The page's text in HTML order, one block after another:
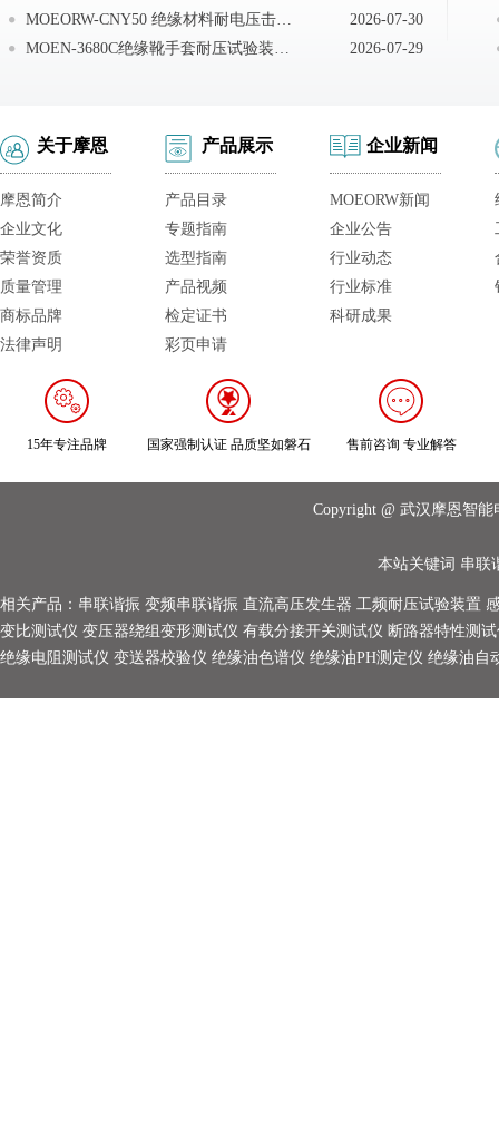
MOEORW-CNY50 绝缘材料耐电压击穿试验仪日常保养
2026-07-30
MOEN-3680C绝缘靴手套耐压试验装置注意事项
2026-07-29
关于摩恩
摩恩简介
企业文化
荣誉资质
质量管理
商标品牌
法律声明
产品展示
产品目录
专题指南
选型指南
产品视频
检定证书
彩页申请
企业新闻
MOEORW新闻
企业公告
行业动态
行业标准
科研成果
15年专注品牌 国家强制认证 品质坚如磐石 售前咨询 专业解答
Copyright @ 武汉摩恩智
本站关键词 串联
相关产品： 串联谐振 变频串联谐振 直流高压发生器 工频耐压试验装置
变比测试仪 变压器绕组变形测试仪 有载分接开关测试仪 断路器特性测
绝缘电阻测试仪 变送器校验仪 绝缘油色谱仪 绝缘油PH测定仪 绝缘油自